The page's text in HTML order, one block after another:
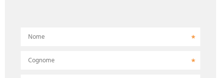
Nome
Cognome